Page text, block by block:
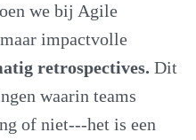
we bij Agile
impactvolle
retrospectives. Dit
waarin teams
of niet---het is een